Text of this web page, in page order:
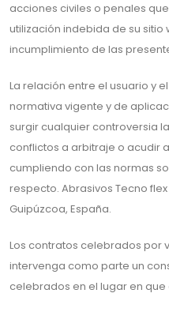
acciones civiles o penales
utilización indebida de su sitio
incumplimiento de las
La relación entre el usuario y
normativa vigente y de
surgir cualquier controversia
conflictos a arbitraje o acudir
cumpliendo con las normas
respecto. Abrasivos Tecno
Guipúzcoa, España.
Los contratos celebrados por
intervenga como parte un
celebrados en el lugar en